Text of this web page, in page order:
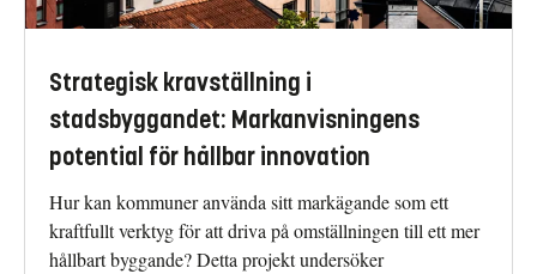
Strategisk kravställning i
stadsbyggandet: Markanvisningens
potential för hållbar innovation
Hur kan kommuner använda sitt markägande som ett
kraftfullt verktyg för att driva på omställningen till ett mer
hållbart byggande? Detta projekt undersöker